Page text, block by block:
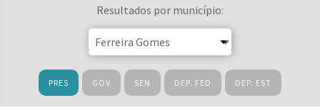
Resultados por município:
PRES GOV SEN DEP. FED DEP. EST